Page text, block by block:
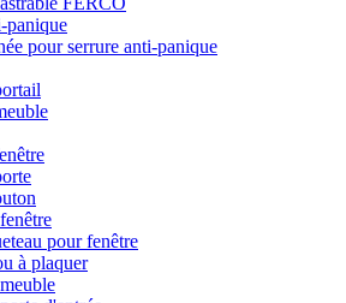
panique
pour serrure anti-panique
pour fenêtre
à plaquer